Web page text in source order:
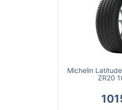
Michelin
ZR20